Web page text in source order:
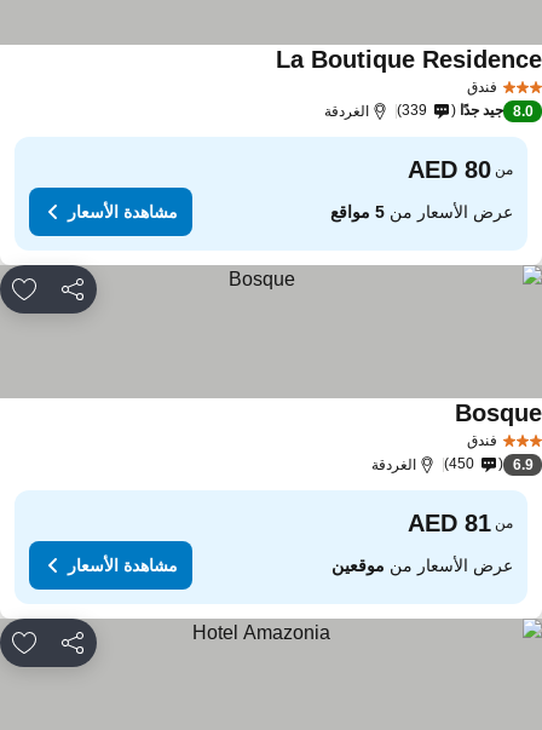
فندق
La Boutique
8.0 جيد جدًا 339 الغردقة
من
عرض الأسعار من5 مواقع مشاهدة الأسعار
مشاركة
فندق
6.9
450 الغردقة
من
عرض الأسعار منموقعين مشاهدة الأسعار
مشاركة